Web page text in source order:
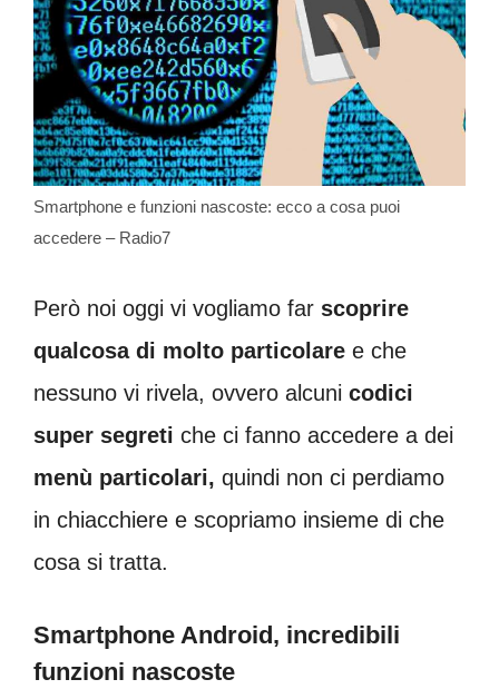
Smartphone e funzioni nascoste: ecco a cosa puoi
accedere – Radio7
Però noi oggi vi vogliamo far scoprire
qualcosa di molto particolare e che
nessuno vi rivela, ovvero alcuni codici
super segreti che ci fanno accedere a dei
menù particolari, quindi non ci perdiamo
in chiacchiere e scopriamo insieme di che
cosa si tratta.
Smartphone Android, incredibili
funzioni nascoste